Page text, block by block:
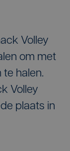
Volley
om met
halen.
Volley
plaats in